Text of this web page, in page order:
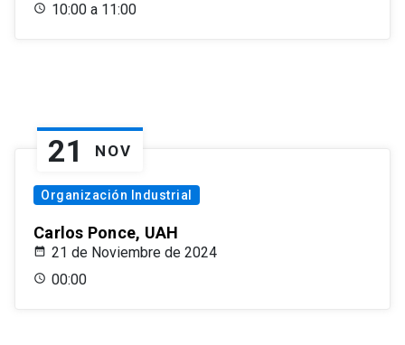
10:00 a 11:00
21 NOV
Organización Industrial
Carlos Ponce, UAH
21 de Noviembre de 2024
00:00